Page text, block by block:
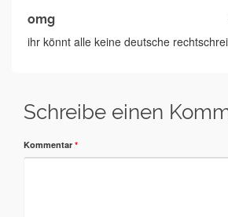
omg
ihr könnt alle keine deutsche
Schreibe einen
Kommentar *